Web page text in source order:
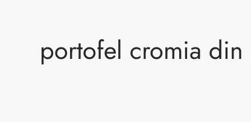
portofel cromia din